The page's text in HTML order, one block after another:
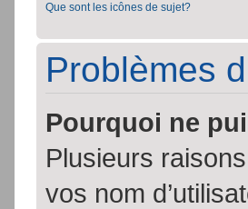
Que sont les icônes de sujet?
Problèmes
Pourquoi ne
Plusieurs
vos nom